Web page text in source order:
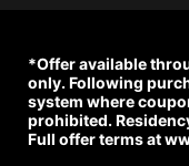
*Offer available
only. Following
system where
prohibited.
Full offer terms at